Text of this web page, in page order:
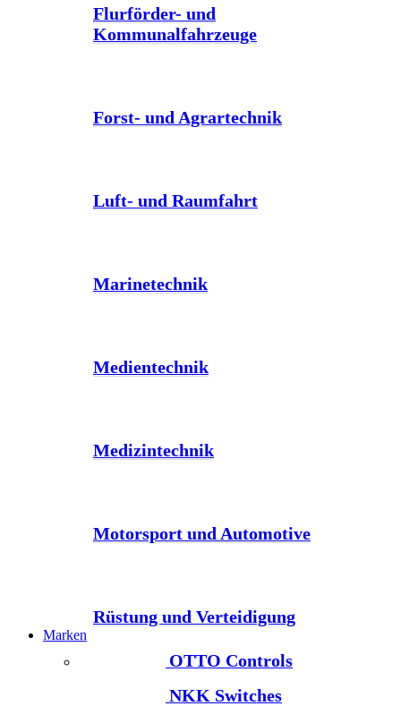
Flurförder- und
Kommunalfahrzeuge
Forst- und Agrartechnik
Luft- und Raumfahrt
Marinetechnik
Medientechnik
Medizintechnik
Motorsport und Automotive
Rüstung und Verteidigung
Marken
OTTO Controls
NKK Switches